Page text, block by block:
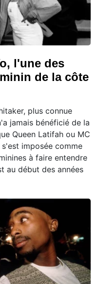
l'une des
de la côte
plus connue
jamais bénéficié de la
Queen Latifah ou MC
imposée comme
à faire entendre
au début des années